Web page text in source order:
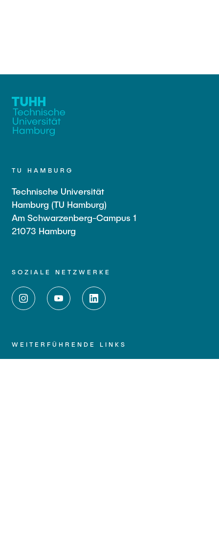
TU HAMBURG
Technische Universität
Hamburg (TU Hamburg)
Am Schwarzenberg-Campus 1
21073 Hamburg
SOZIALE NETZWERKE
WEITERFÜHRENDE LINKS